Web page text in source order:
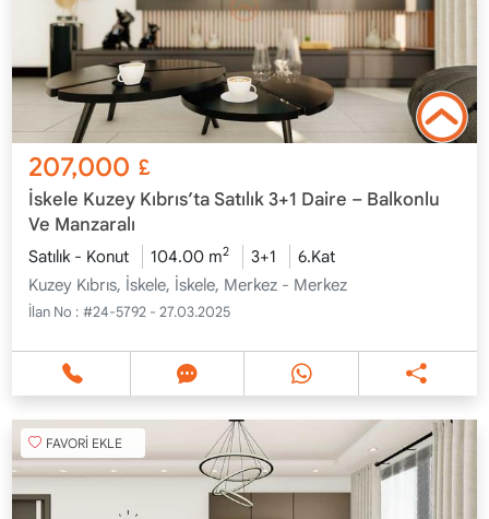
207,000 £
İskele Kuzey Kıbrıs’ta Satılık 3+1 Daire – Balkonlu
Ve Manzaralı
Satılık - Konut 104.00 m2 3+1
6.Kat
Kuzey Kıbrıs, İskele, İskele, Merkez - Merkez
İlan No : #24-5792 - 27.03.2025
FAVORİ EKLE